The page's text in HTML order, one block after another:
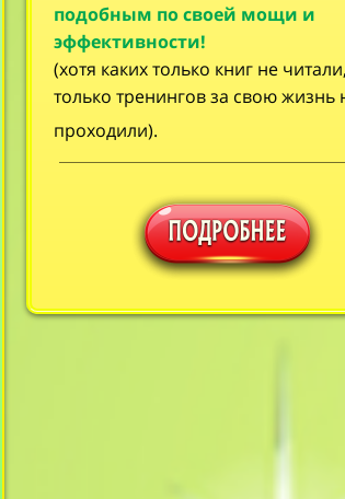
подобным по своей мощи и
эффективности!
(хотя каких только книг не
только тренингов за свою жизнь
проходили).